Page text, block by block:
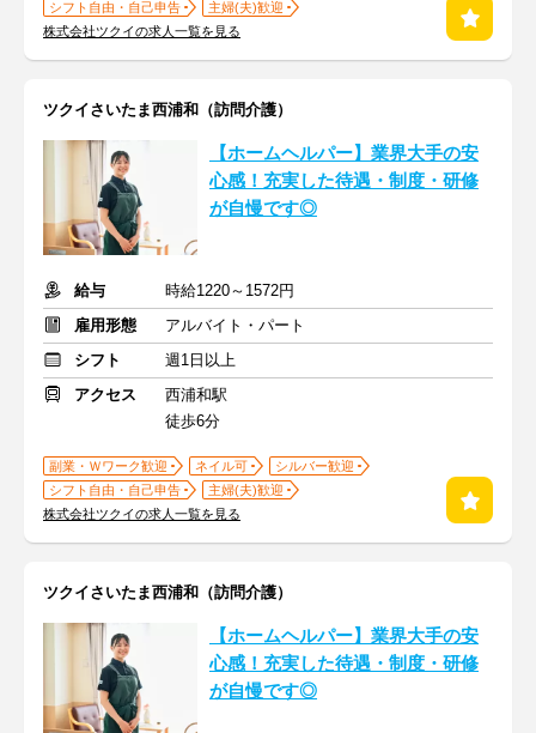
シフト自由・自己申告
主婦(夫)歓迎
株式会社ツクイの求人一覧を見る
ツクイさいたま西浦和（訪問介護）
【ホームヘルパー】業界大手の安
心感！充実した待遇・制度・研修
が自慢です◎
給与
時給1220～1572円
雇用形態
アルバイト・パート
シフト
週1日以上
アクセス
西浦和駅
徒歩6分
副業・Ｗワーク歓迎 ネイル可
シルバー歓迎
シフト自由・自己申告
主婦(夫)歓迎
株式会社ツクイの求人一覧を見る
ツクイさいたま西浦和（訪問介護）
【ホームヘルパー】業界大手の安
心感！充実した待遇・制度・研修
が自慢です◎